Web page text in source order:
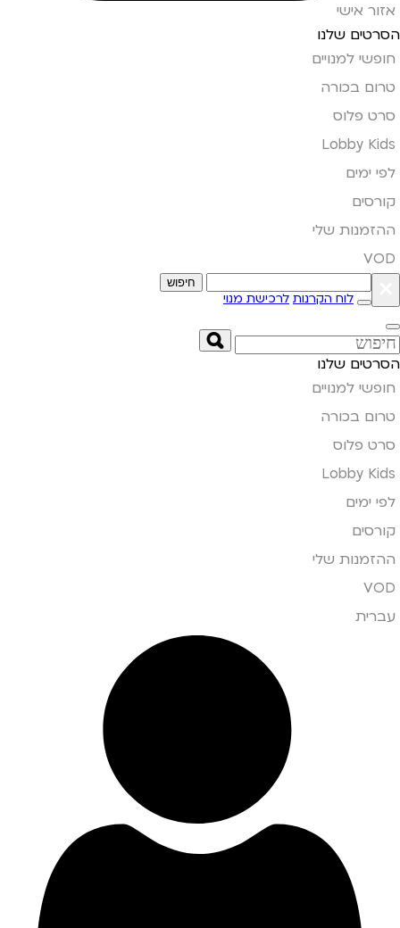
אזור אישי
הסרטים שלנו
חופשי למנויים
טרום בכורה
סרט פלוס
Lobby Kids
לפי ימים
קורסים
ההזמנות שלי
VOD
חיפוש
לוח הקרנות לרכישת מנוי
הסרטים שלנו
חופשי למנויים
טרום בכורה
סרט פלוס
Lobby Kids
לפי ימים
קורסים
ההזמנות שלי
VOD
עברית